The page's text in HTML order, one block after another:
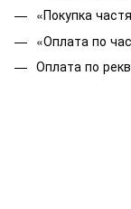
«Покупка
«Оплата по
Оплата по